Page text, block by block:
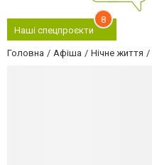
Наші спецпроєкти
8
Головна Афіша Нічне життя